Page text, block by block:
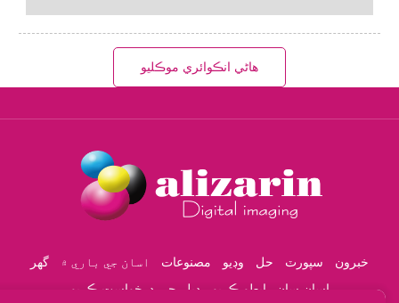
هاڻي انڪوائري موڪليو
گھر اسان جي باري ۾ مصنوعات وڊيو حل سپورٽ
خبرون
ڊيلر جي درخواست ڪريو
اسان سان رابطو ڪريو